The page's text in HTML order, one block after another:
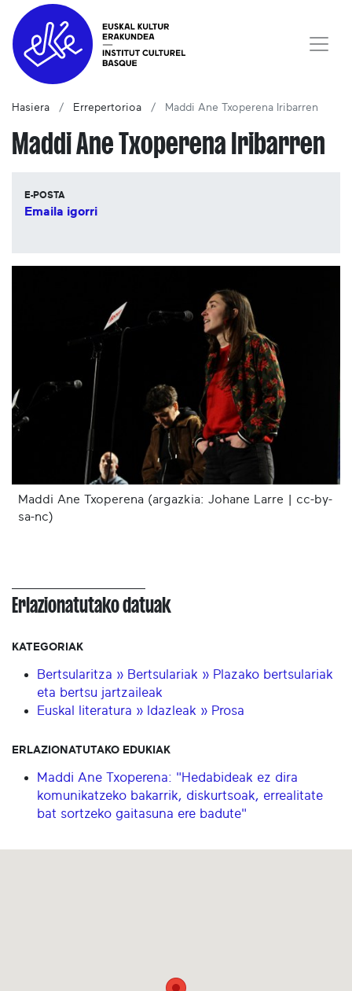
Hasiera Errepertorioa Maddi Ane Txoperena Iribarren
Maddi Ane Txoperena Iribarren
E-POSTA
Emaila igorri
Maddi Ane Txoperena (argazkia: Johane Larre | cc-by-
sa-nc)
Erlazionatutako datuak
KATEGORIAK
Bertsularitza » Bertsulariak » Plazako bertsulariak
eta bertsu jartzaileak
Euskal literatura » Idazleak » Prosa
ERLAZIONATUTAKO EDUKIAK
Maddi Ane Txoperena: "Hedabideak ez dira
komunikatzeko bakarrik, diskurtsoak, errealitate
bat sortzeko gaitasuna ere badute"